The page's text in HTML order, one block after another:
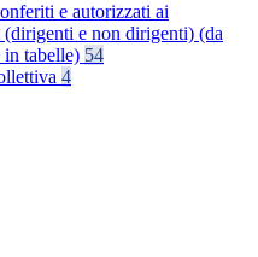
e autorizzati ai
(dirigenti e non dirigenti) (da
in tabelle) 54
4